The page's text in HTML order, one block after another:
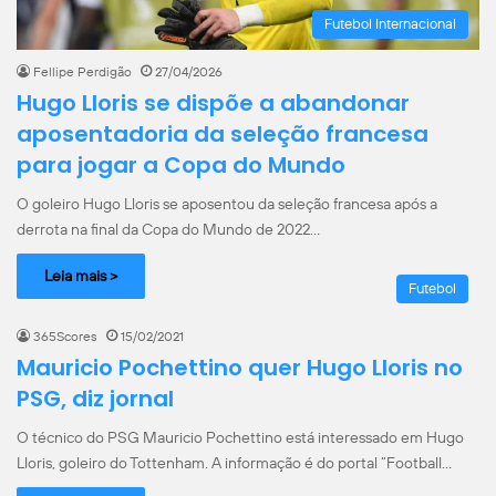
Futebol Internacional
Fellipe Perdigão 27/04/2026
Hugo Lloris se dispõe a abandonar
aposentadoria da seleção francesa
para jogar a Copa do Mundo
O goleiro Hugo Lloris se aposentou da seleção francesa após a
derrota na final da Copa do Mundo de 2022…
Leia mais >
Futebol
365Scores 15/02/2021
Mauricio Pochettino quer Hugo Lloris no
PSG, diz jornal
O técnico do PSG Mauricio Pochettino está interessado em Hugo
Lloris, goleiro do Tottenham. A informação é do portal “Football…